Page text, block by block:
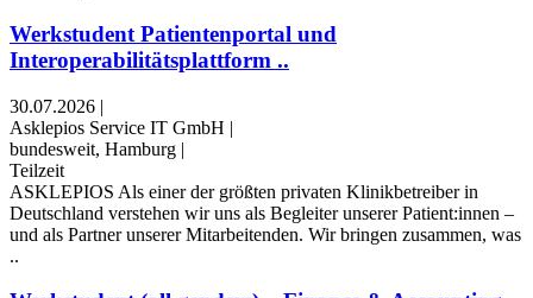
Werkstudent Patientenportal und
Interoperabilitätsplattform ..
30.07.2026 |
Asklepios Service IT GmbH |
bundesweit, Hamburg |
Teilzeit
ASKLEPIOS Als einer der größten privaten Klinikbetreiber in
Deutschland verstehen wir uns als Begleiter unserer Patient:innen –
und als Partner unserer Mitarbeitenden. Wir bringen zusammen, was
..